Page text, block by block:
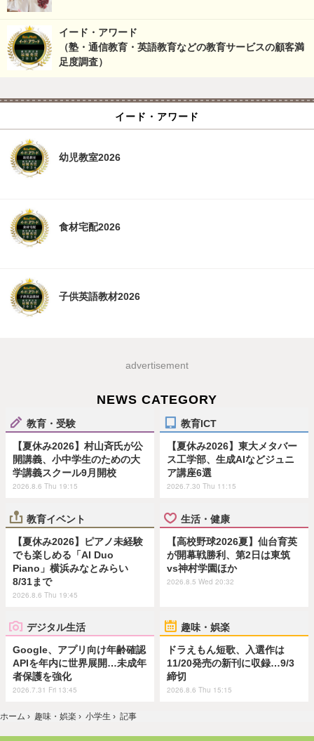
イード・アワード
（塾・通信教育・英語教育などの教育サービスの顧客満
足度調査）
イード・アワード
幼児教室2026
食材宅配2026
子供英語教材2026
advertisement
NEWS CATEGORY
教育・受験
【夏休み2026】村山斉氏が公
開講義、小中学生のための大
学講義スクール9月開校
2026.8.6 Thu 19:15
教育ICT
【夏休み2026】東大メタバー
ス工学部、生成AIなどジュニ
ア講座6選
2026.7.30 Thu 11:15
教育イベント
【夏休み2026】ピアノ未経験
でも楽しめる「AI Duo
Piano」横浜みなとみらい
8/31まで
2026.8.6 Thu 19:45
生活・健康
【高校野球2026夏】仙台育英
が開幕戦勝利、第2日は東筑
vs神村学園ほか
2026.8.5 Wed 20:32
デジタル生活
Google、アプリ向け年齢確認
APIを年内に世界展開…未成年
者保護を強化
2026.7.31 Fri 13:45
趣味・娯楽
ドラえもん短歌、入選作は
11/20発売の新刊に収録…9/3
締切
2026.8.6 Thu 15:15
ホーム › 趣味・娯楽 › 小学生 › 記事